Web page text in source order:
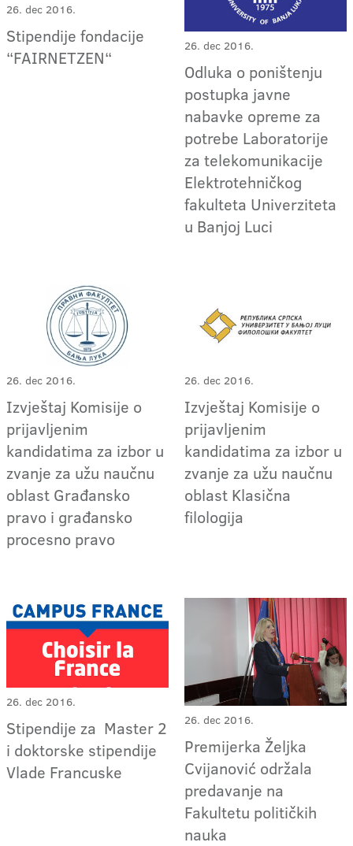
26. dec 2016.
Stipendije fondacije
“FAIRNETZEN“
26. dec 2016.
Odluka o poništenju
postupka javne
nabavke opreme za
potrebe Laboratorije
za telekomunikacije
Elektrotehničkog
fakulteta Univerziteta
u Banjoj Luci
26. dec 2016.
Izvještaj Komisije o
prijavljenim
kandidatima za izbor u
zvanje za užu naučnu
oblast Građansko
pravo i građansko
procesno pravo
26. dec 2016.
Izvještaj Komisije o
prijavljenim
kandidatima za izbor u
zvanje za užu naučnu
oblast Klasična
filologija
26. dec 2016.
Stipendije za Master 2
i doktorske stipendije
Vlade Francuske
26. dec 2016.
Premijerka Željka
Cvijanović održala
predavanje na
Fakultetu političkih
nauka